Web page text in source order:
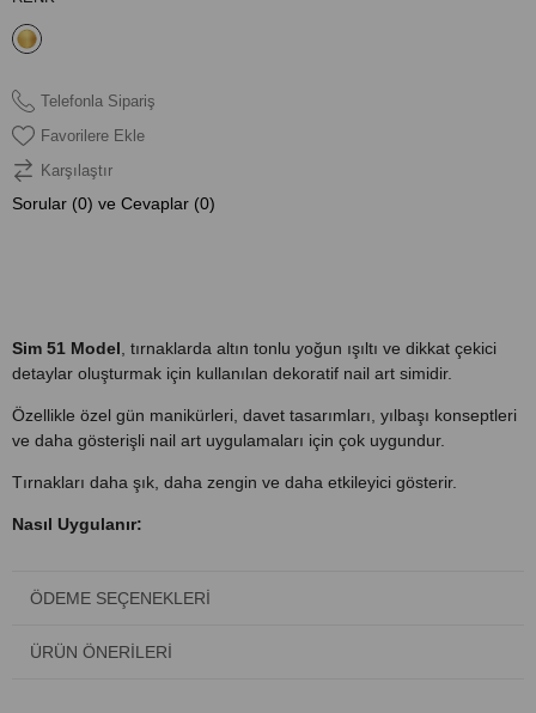
Telefonla Sipariş
Favorilere Ekle
Karşılaştır
Sorular (0) ve Cevaplar (0)
Sim 51 Model , tırnaklarda altın tonlu yoğun ışıltı ve dikkat çekici
detaylar oluşturmak için kullanılan dekoratif nail art simidir.
Özellikle özel gün manikürleri, davet tasarımları, yılbaşı konseptleri
ve daha gösterişli nail art uygulamaları için çok uygundur.
Tırnakları daha şık, daha zengin ve daha etkileyici gösterir.
Nasıl Uygulanır:
İstediğiniz zemin rengini sürün.
Yüzey yapışkanken simi serpin.
ÖDEME SEÇENEKLERI
ÜRÜN ÖNERILERI